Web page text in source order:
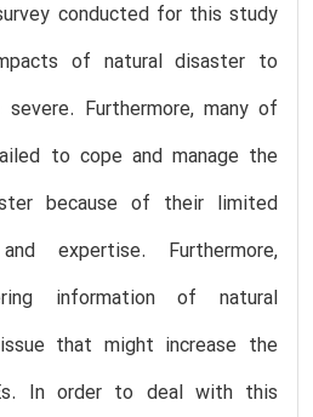
conducted for this study
of natural disaster to
Furthermore, many of
to cope and manage the
because of their limited
expertise. Furthermore,
information of natural
that might increase the
In order to deal with this